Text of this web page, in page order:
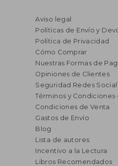
Aviso legal
Políticas de Envío y
Política de Privacidad
Cómo Comprar
Nuestras Formas de
Opiniones de Clientes
Seguridad Redes
Términos y Condiciones
Condiciones de Venta
Gastos de Envío
Blog
Lista de autores
Incentivo a la Lectura
Libros Recomendados